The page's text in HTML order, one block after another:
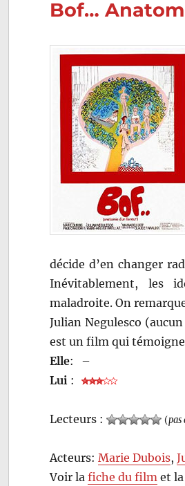
Bof…
décide d’en changer
Inévitablement, les
maladroite. On
Julian Negulesco
est un film qui
Elle:
–
Lui :
Lecteurs : (
Acteurs:Marie Dubois,
Voir lafiche du film et